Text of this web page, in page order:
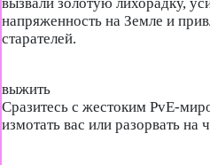
напряженность на Земле и
старателей.
выжить
Сразитесь с жестоким PvE-
измотать вас или разорвать на